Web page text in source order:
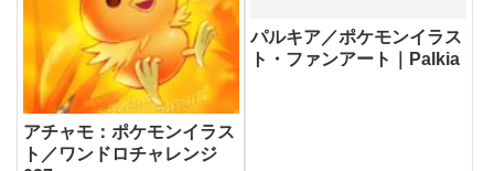
アチャモ：ポケモンイラス
ト／ワンドロチャレンジ
パルキア／ポケモンイラス
ト・ファンアート｜Palkia